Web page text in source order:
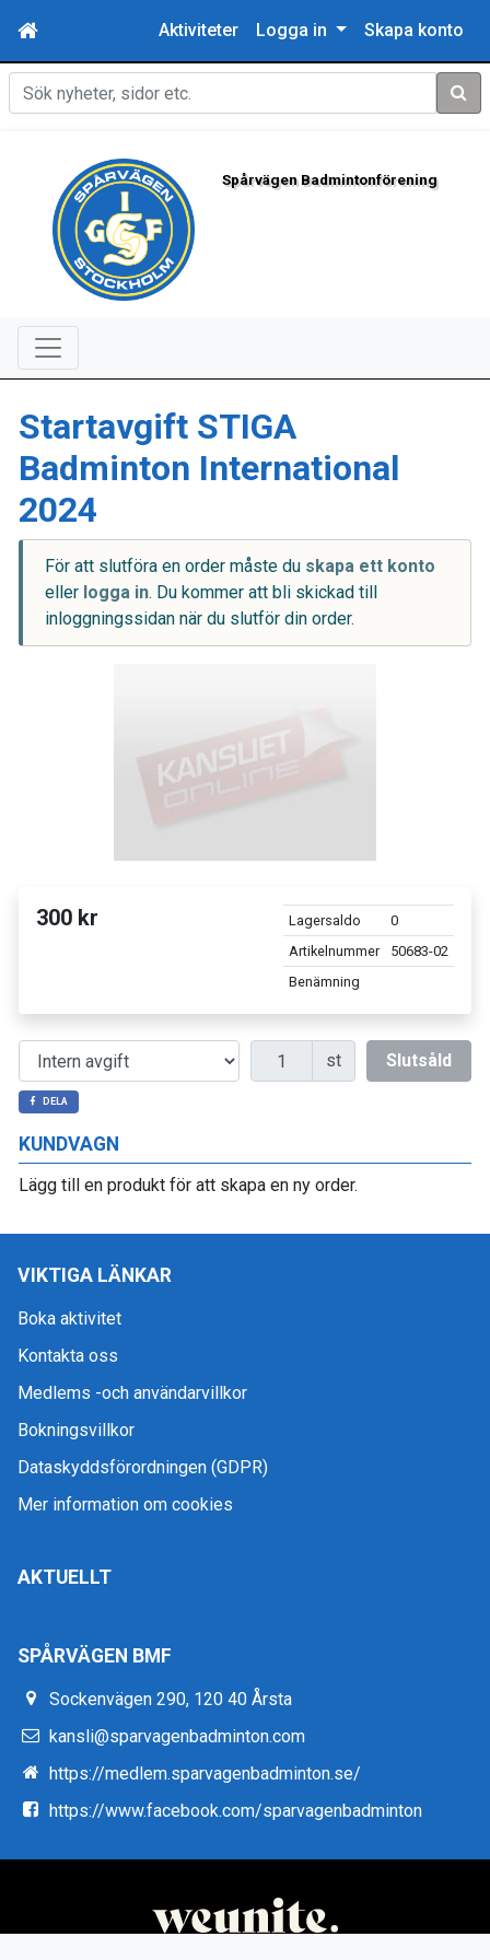
Aktiviteter Logga in Skapa konto
Sök
Spårvägen Badmintonförening
KUNDVAGN
Lägg till en produkt för att skapa en ny order.
Startavgift STIGA
Badminton International
2024
För att slutföra en order måste du skapa ett konto
eller logga in. Du kommer att bli skickad till
inloggningssidan när du slutför din order.
300 kr Lagersaldo
0
Artikelnummer
50683-02
Benämning
Antal st Slutsåld
DELA
VIKTIGA LÄNKAR
Boka aktivitet
Kontakta oss
Medlems -och användarvillkor
Bokningsvillkor
Dataskyddsförordningen (GDPR)
Mer information om cookies
AKTUELLT
SPÅRVÄGEN BMF
Sockenvägen 290, 120 40 Årsta
kansli@sparvagenbadminton.com
https://medlem.sparvagenbadminton.se/
https://www.facebook.com/sparvagenbadminton